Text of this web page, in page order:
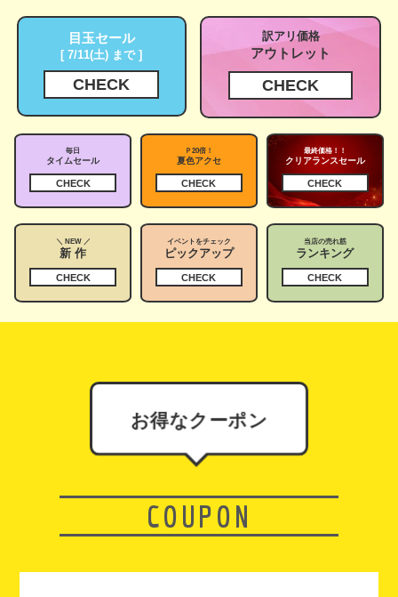
目玉セール
[ 7/11(土) まで ]
CHECK
訳アリ価格
アウトレット
CHECK
毎日
タイムセール
CHECK
Ｐ20倍！
夏色アクセ
CHECK
最終価格！！
クリアランスセール
CHECK
＼ NEW ／
新 作
CHECK
イベントをチェック
ピックアップ
CHECK
当店の売れ筋
ランキング
CHECK
お得なクーポン
COUPON